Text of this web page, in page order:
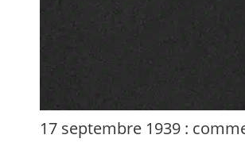
17 septembre 1939 :